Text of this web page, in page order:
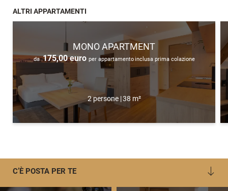
ALTRI APPARTAMENTI
MONO APARTMENT
da 175,00 euro per appartamentoinclusa prima colazione
2 persone |38 m²
C’È POSTA PER TE